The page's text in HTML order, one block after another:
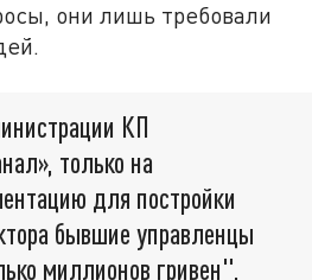
они лишь требовали
КП
только на
для постройки
бывшие управленцы
миллионов гривен",